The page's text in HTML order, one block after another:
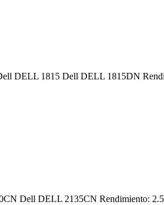
DELL 1815 Dell DELL 1815DN
Dell DELL 2135CN Rendimiento: